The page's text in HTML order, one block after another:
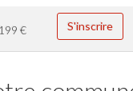
199€ S'inscrire